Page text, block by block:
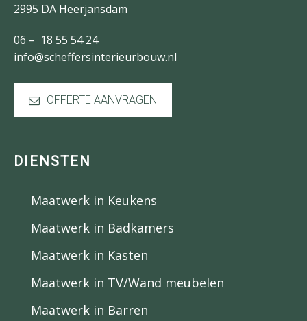
2995 DA Heerjansdam
06 – 18 55 54 24
info@scheffersinterieurbouw.nl
OFFERTE AANVRAGEN
DIENSTEN
Maatwerk in Keukens
Maatwerk in Badkamers
Maatwerk in Kasten
Maatwerk in TV/Wand meubelen
Maatwerk in Barren